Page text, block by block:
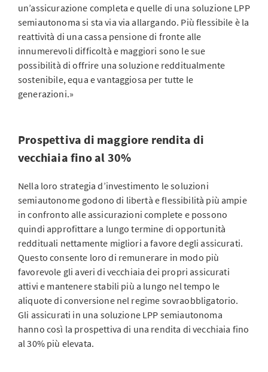
un’assicurazione completa e quelle di una soluzione LPP
semiautonoma si sta via via allargando. Più flessibile è la
reattività di una cassa pensione di fronte alle
innumerevoli difficoltà e maggiori sono le sue
possibilità di offrire una soluzione redditualmente
sostenibile, equa e vantaggiosa per tutte le
generazioni.»
Prospettiva di maggiore rendita di
vecchiaia fino al 30%
Nella loro strategia d’investimento le soluzioni
semiautonome godono di libertà e flessibilità più ampie
in confronto alle assicurazioni complete e possono
quindi approfittare a lungo termine di opportunità
reddituali nettamente migliori a favore degli assicurati.
Questo consente loro di remunerare in modo più
favorevole gli averi di vecchiaia dei propri assicurati
attivi e mantenere stabili più a lungo nel tempo le
aliquote di conversione nel regime sovraobbligatorio.
Gli assicurati in una soluzione LPP semiautonoma
hanno così la prospettiva di una rendita di vecchiaia fino
al 30% più elevata.